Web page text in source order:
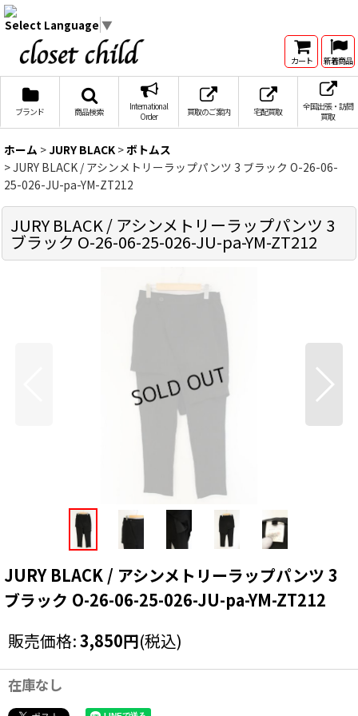
Select Language ▼
カート 新着商品
ブランド 商品検索
International
Order
買取のご案内 宅配買取
全国出張・訪問
買取
ホーム > JURY BLACK >ボトムス
>JURY BLACK / アシンメトリーラップパンツ 3 ブラック O-26-06-
25-026-JU-pa-YM-ZT212
JURY BLACK / アシンメトリーラップパンツ 3
ブラック O-26-06-25-026-JU-pa-YM-ZT212
JURY BLACK / アシンメトリーラップパンツ 3
ブラック O-26-06-25-026-JU-pa-YM-ZT212
販売価格:3,850円(税込)
在庫なし